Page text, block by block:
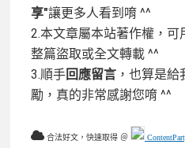
享"讓更多人看到唷 ^^
2.本文章屬本站著作權，
整篇盜取或全文轉載 ^^
3.順手回應留言 ，也算是
勵，真的非常感謝您唷 ^^
合法好文，快速取得 ＠